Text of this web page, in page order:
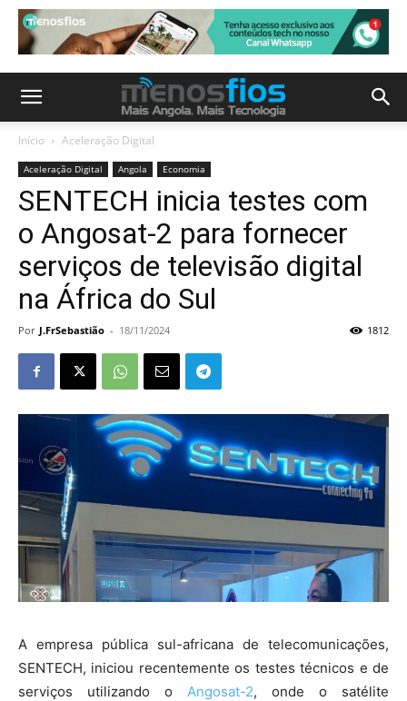
Início Aceleração Digital
Aceleração Digital Angola Economia
SENTECH inicia testes com
o Angosat-2 para fornecer
serviços de televisão digital
na África do Sul
Por J.FrSebastião - 18/11/2024 1812
A empresa pública sul-africana de telecomunicações,
SENTECH, iniciou recentemente os testes técnicos e de
serviços utilizando o Angosat-2, onde o satélite